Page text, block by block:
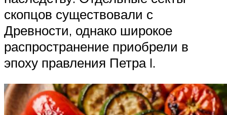
скопцов существовали с
Древности, однако широкое
распространение приобрели в
эпоху правления Петра I.